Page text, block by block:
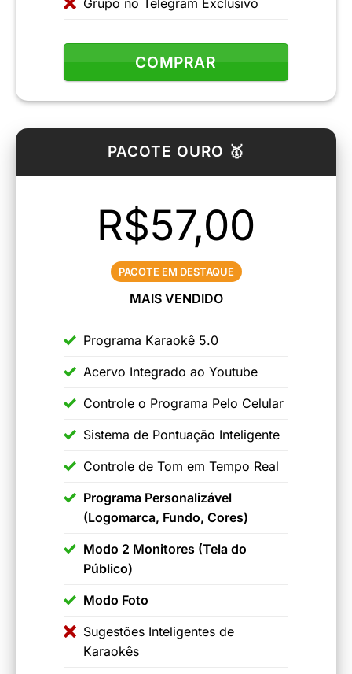
COMPRAR
PACOTE OURO 🥇
R$57,00
PACOTE EM DESTAQUE
MAIS VENDIDO
Programa Karaokê 5.0
Acervo Integrado ao Youtube
Controle o Programa Pelo Celular
Sistema de Pontuação Inteligente
Controle de Tom em Tempo Real
Programa Personalizável
(Logomarca, Fundo, Cores)
Modo 2 Monitores (Tela do
Público)
Modo Foto
Sugestões Inteligentes de
Karaokês